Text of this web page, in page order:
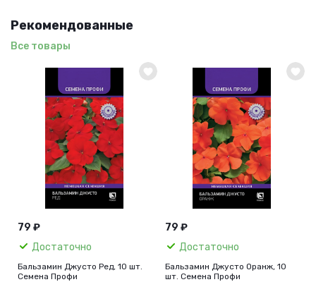
Рекомендованные
Все товары
79 ₽
Достаточно
Бальзамин Джусто Ред, 10 шт.
Семена Профи
79 ₽
Достаточно
Бальзамин Джусто Оранж, 10
шт. Семена Профи